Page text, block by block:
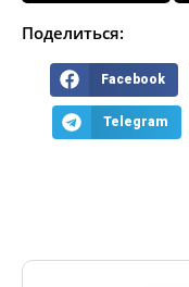
Поделиться:
Facebook
Telegram